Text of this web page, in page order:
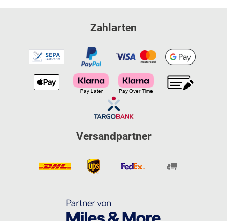
Zahlarten
Versandpartner